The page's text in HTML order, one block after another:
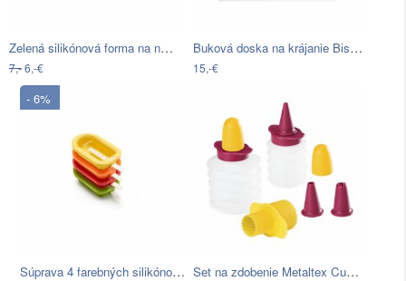
Zelená silikónová forma na nanuky Lékué…
7,-6,-€
Buková doska na krájanie Bisetti Lemon,…
15,-€
- 6%
Súprava 4 farebných silikónových foriem… Set na zdobenie Metaltex Cupcake &…